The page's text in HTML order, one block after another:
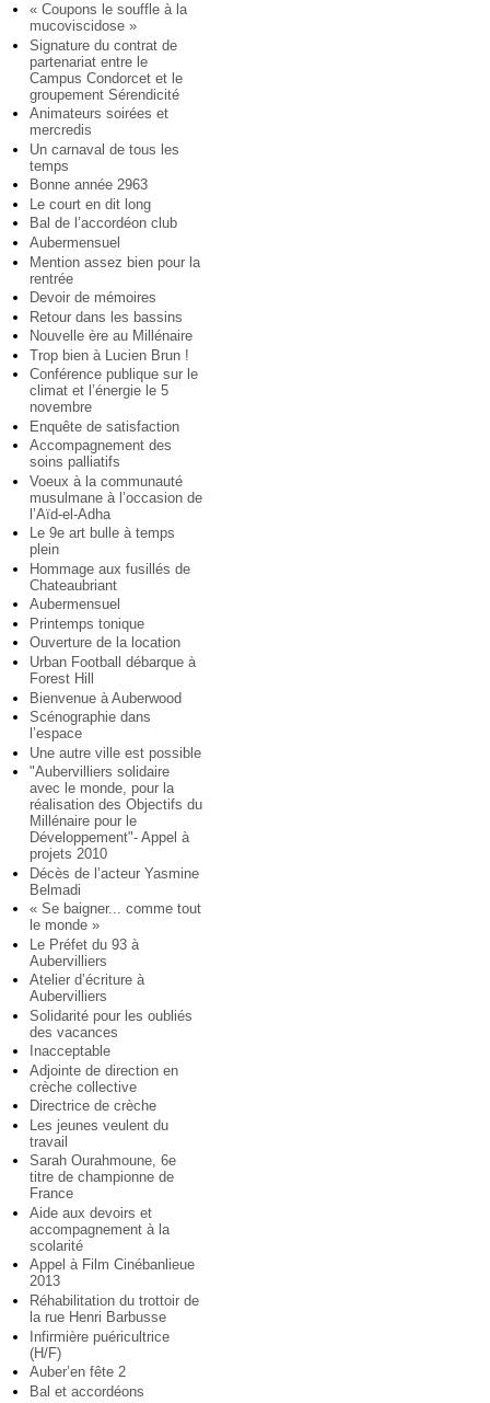
« Coupons le souffle à la
mucoviscidose »
Signature du contrat de
partenariat entre le
Campus Condorcet et le
groupement Sérendicité
Animateurs soirées et
mercredis
Un carnaval de tous les
temps
Bonne année 2963
Le court en dit long
Bal de l’accordéon club
Aubermensuel
Mention assez bien pour la
rentrée
Devoir de mémoires
Retour dans les bassins
Nouvelle ère au Millénaire
Trop bien à Lucien Brun !
Conférence publique sur le
climat et l’énergie le 5
novembre
Enquête de satisfaction
Accompagnement des
soins palliatifs
Voeux à la communauté
musulmane à l’occasion de
l’Aïd-el-Adha
Le 9e art bulle à temps
plein
Hommage aux fusillés de
Chateaubriant
Aubermensuel
Printemps tonique
Ouverture de la location
Urban Football débarque à
Forest Hill
Bienvenue à Auberwood
Scénographie dans
l’espace
Une autre ville est possible
"Aubervilliers solidaire
avec le monde, pour la
réalisation des Objectifs du
Millénaire pour le
Développement"- Appel à
projets 2010
Décès de l’acteur Yasmine
Belmadi
« Se baigner... comme tout
le monde »
Le Préfet du 93 à
Aubervilliers
Atelier d’écriture à
Aubervilliers
Solidarité pour les oubliés
des vacances
Inacceptable
Adjointe de direction en
crèche collective
Directrice de crèche
Les jeunes veulent du
travail
Sarah Ourahmoune, 6e
titre de championne de
France
Aide aux devoirs et
accompagnement à la
scolarité
Appel à Film Cinébanlieue
2013
Réhabilitation du trottoir de
la rue Henri Barbusse
Infirmière puéricultrice
(H/F)
Auber’en fête 2
Bal et accordéons